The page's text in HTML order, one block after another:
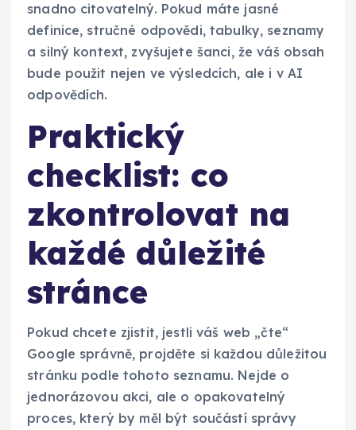
snadno citovatelný. Pokud máte jasné
definice, stručné odpovědi, tabulky, seznamy
a silný kontext, zvyšujete šanci, že váš obsah
bude použit nejen ve výsledcích, ale i v AI
odpovědích.
Praktický
checklist: co
zkontrolovat na
každé důležité
stránce
Pokud chcete zjistit, jestli váš web „čte“
Google správně, projděte si každou důležitou
stránku podle tohoto seznamu. Nejde o
jednorázovou akci, ale o opakovatelný
proces, který by měl být součástí správy